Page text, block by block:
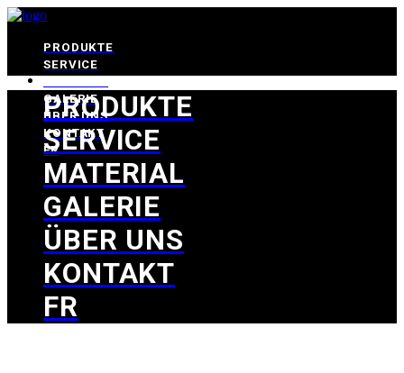
PRODUKTE
SERVICE
GALERIE
ÜBER UNS
KONTAKT
FR
PRODUKTE
SERVICE
MATERIAL
GALERIE
ÜBER UNS
KONTAKT
FR